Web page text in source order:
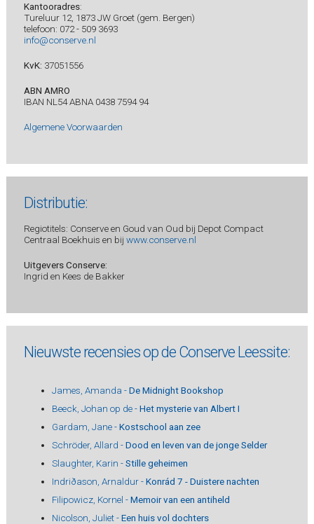
Kantooradres:
Tureluur 12, 1873 JW Groet (gem. Bergen)
telefoon: 072 - 509 3693
info@conserve.nl
KvK: 37051556
ABN AMRO
IBAN NL54 ABNA 0438 7594 94
Algemene Voorwaarden
Distributie:
Regiotitels: Conserve en Goud van Oud bij Depot Compact
Centraal Boekhuis en bij www.conserve.nl
Uitgevers Conserve:
Ingrid en Kees de Bakker
Nieuwste recensies op de Conserve Leessite:
James, Amanda -De Midnight Bookshop
Beeck, Johan op de -Het mysterie van Albert I
Gardam, Jane -Kostschool aan zee
Schröder, Allard -Dood en leven van de jonge Selder
Slaughter, Karin -Stille geheimen
Indriðason, Arnaldur -Konrád 7 - Duistere nachten
Filipowicz, Kornel -Memoir van een antiheld
Nicolson, Juliet -Een huis vol dochters